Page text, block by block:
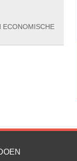
ECONOMISCHE